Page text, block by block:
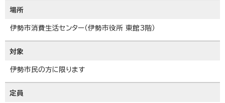
場所
伊勢市消費生活センター（伊勢市役所 東館3階）
対象
伊勢市民の方に限ります
定員